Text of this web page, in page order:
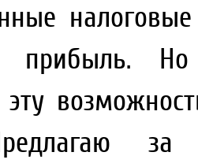
прибыль. Но
эту
за